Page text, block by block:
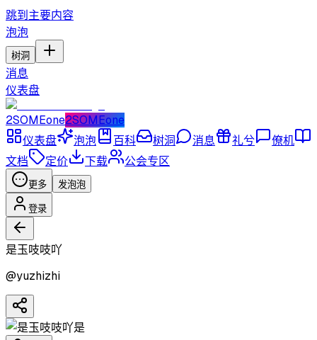
跳到主要内容
泡泡
树洞
消息
仪表盘
2SOMEone2SOMEone
仪表盘
泡泡 百科 树洞 消息 礼兮
僚机
文档
定价 下载 公会专区
更多 发泡泡
登录
是玉吱吱吖
@yuzhizhi
是